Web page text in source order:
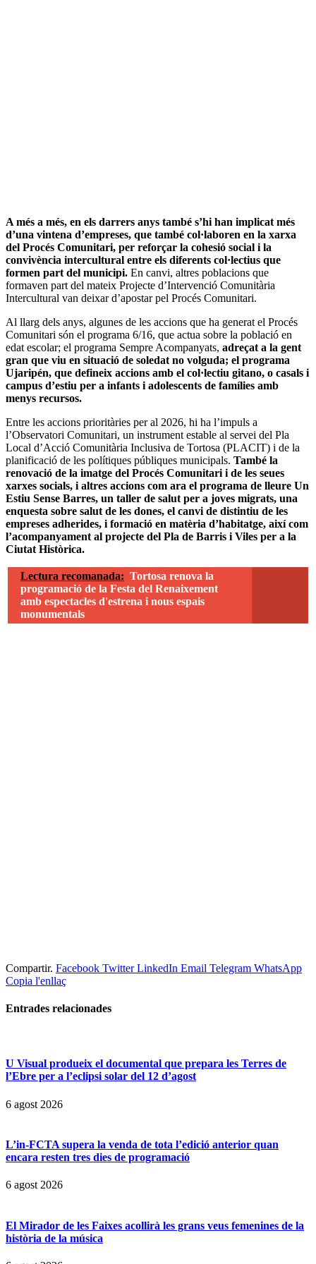
A més a més, en els darrers anys també s’hi han implicat més
d’una vintena d’empreses, que també col·laboren en la xarxa
del Procés Comunitari, per reforçar la cohesió social i la
convivència intercultural entre els diferents col·lectius que
formen part del municipi. En canvi, altres poblacions que
formaven part del mateix Projecte d’Intervenció Comunitària
Intercultural van deixar d’apostar pel Procés Comunitari.
Al llarg dels anys, algunes de les accions que ha generat el Procés
Comunitari són el programa 6/16, que actua sobre la població en
edat escolar; el programa Sempre Acompanyats, adreçat a la gent
gran que viu en situació de soledat no volguda; el programa
Ujaripén, que defineix accions amb el col·lectiu gitano, o casals i
campus d’estiu per a infants i adolescents de famílies amb
menys recursos.
Entre les accions prioritàries per al 2026, hi ha l’impuls a
l’Observatori Comunitari, un instrument estable al servei del Pla
Local d’Acció Comunitària Inclusiva de Tortosa (PLACIT) i de la
planificació de les polítiques públiques municipals. També la
renovació de la imatge del Procés Comunitari i de les seues
xarxes socials, i altres accions com ara el programa de lleure Un
Estiu Sense Barres, un taller de salut per a joves migrats, una
enquesta sobre salut de les dones, el canvi de distintiu de les
empreses adherides, i formació en matèria d’habitatge, així com
l’acompanyament al projecte del Pla de Barris i Viles per a la
Ciutat Històrica.
Lectura recomanada: Tortosa renova la
programació de la Festa del Renaixement
amb espectacles d'estrena i nous espais
monumentals
Compartir. Facebook Twitter LinkedIn Email Telegram WhatsApp
Copia l'enllaç
Entrades relacionades
U Visual produeix el documental que prepara les Terres de
l’Ebre per a l’eclipsi solar del 12 d’agost
6 agost 2026
L’in-FCTA supera la venda de tota l’edició anterior quan
encara resten tres dies de programació
6 agost 2026
El Mirador de les Faixes acollirà les grans veus femenines de la
història de la música